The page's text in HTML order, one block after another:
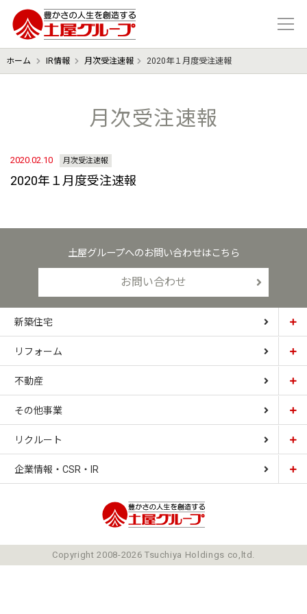
豊かさの人生を想像する 土屋グル
ホーム IR情報 月次受注速報 2020年１月度受注速報
月次受注速報
2020.02.10 月次受注速報
2020年１月度受注速報
土屋グループへのお問い合わせはこちら
お問い合わせ
新築住宅
土屋ホーム
CARDINAL HOUSE
LIZNAS
リフォーム
土屋ホームトピア
不動産
土屋ホーム不動産
その他事業
土屋ホームレジデンス
土屋ソーラーファクトリー
リクルート
企業情報・CSR・IR
ミッションCopyright 2008-2026 Tsuchiya Holdings co,ltd.